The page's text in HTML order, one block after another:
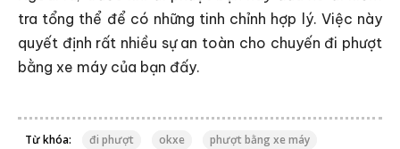
tra tổng thể để có những tinh chỉnh hợp lý. Việc này
quyết định rất nhiều sự an toàn cho chuyến đi phượt
bằng xe máy của bạn đấy.
Từ khóa: đi phượt okxe
phượt bằng xe máy